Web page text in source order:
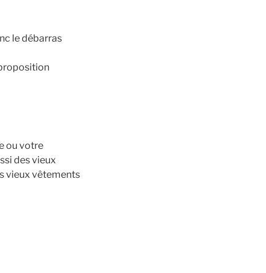
le débarras
ou votre
des vieux
vieux vêtements